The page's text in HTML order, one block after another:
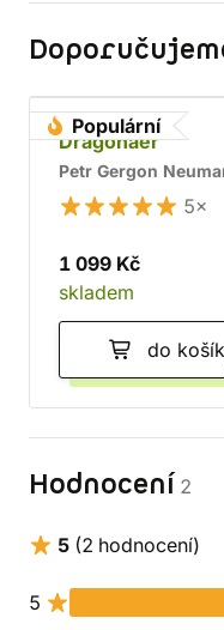
Populární
Dragonaer
Petr Gergon
5×
1 099 Kč
skladem
do
Hodnocení 2
5 (2 hodnocení)
5